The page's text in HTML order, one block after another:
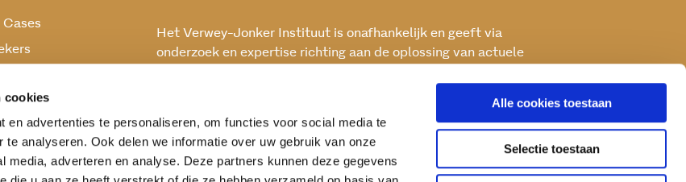
cookies
en advertenties te personaliseren, om functies voor social media te
te analyseren. Ook delen we informatie over uw gebruik van onze
media, adverteren en analyse. Deze partners kunnen deze gegevens
Alle cookies toestaan
Selectie toestaan
Cases
Het Verwey-Jonker Instituut is onafhankelijk en geeft via
onderzoek en expertise richting aan de oplossing van actuele